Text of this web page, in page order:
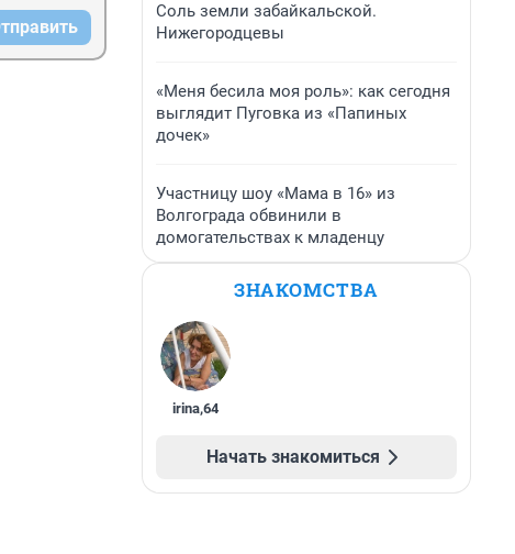
Соль земли забайкальской.
Нижегородцевы
«Меня бесила моя роль»: как сегодня
выглядит Пуговка из «Папиных
дочек»
Участницу шоу «Мама в 16» из
Волгограда обвинили в
домогательствах к младенцу
ЗНАКОМСТВА
irina,64
Начать знакомиться